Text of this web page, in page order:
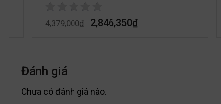
4,379,000₫ 2,846,350₫
Đánh giá
Chưa có đánh giá nào.